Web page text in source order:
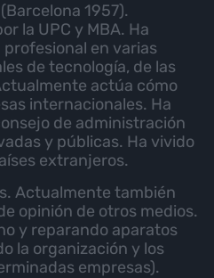
(Barcelona 1957).
la UPC y MBA. Ha
en varias
de tecnología, de las
actúa cómo
internacionales. Ha
de administración
y públicas. Ha vivido
extranjeros.
Actualmente también
opinión de otros medios.
y reparando aparatos
la organización y los
empresas).